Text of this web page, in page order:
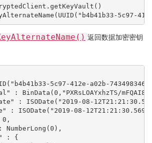
. getKeyVault ()
( UUID ( "b4b41b33-5c97-
返回数据加密密钥
5c97-412e-a02b-
: BinData(0,"PXRsLOAYxhzTS/
: ISODate("2019-08-
: ISODate("2019-08-
NumberLong(0),
: {